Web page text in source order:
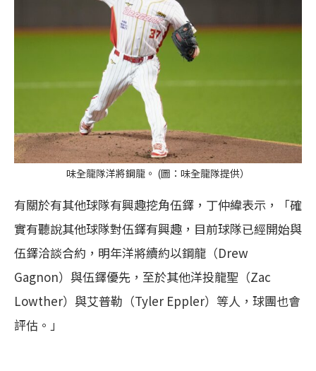
味全龍隊洋將鋼龍。 (圖：味全龍隊提供）
有關於有其他球隊有興趣挖角伍鐸，丁仲緯表示，「確
實有聽說其他球隊對伍鐸有興趣，目前球隊已經開始與
伍鐸洽談合約，明年洋將續約以鋼龍（Drew
Gagnon）與伍鐸優先，至於其他洋投龍聖（Zac
Lowther）與艾普勒（Tyler Eppler）等人，球團也會
評估。」